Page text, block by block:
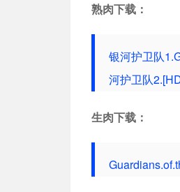
熟肉下载：
银河护卫队
河护卫队
生肉下载：